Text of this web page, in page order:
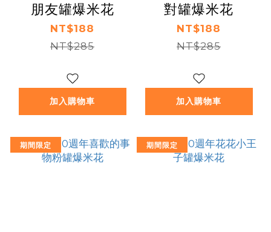
朋友罐爆米花
NT$188
NT$285
加入購物車
對罐爆米花
NT$188
NT$285
加入購物車
期間限定 期間限定